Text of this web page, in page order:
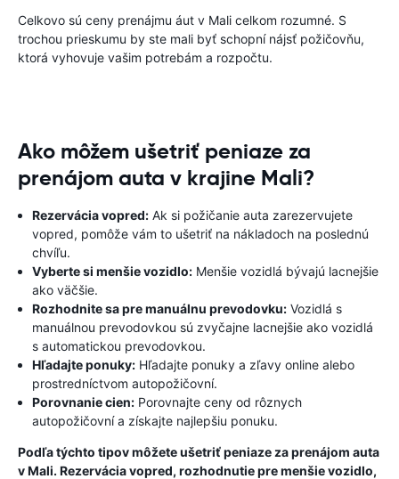
Celkovo sú ceny prenájmu áut v Mali celkom rozumné. S
trochou prieskumu by ste mali byť schopní nájsť požičovňu,
ktorá vyhovuje vašim potrebám a rozpočtu.
Ako môžem ušetriť peniaze za
prenájom auta v krajine Mali?
Rezervácia vopred: Ak si požičanie auta zarezervujete
vopred, pomôže vám to ušetriť na nákladoch na poslednú
chvíľu.
Vyberte si menšie vozidlo: Menšie vozidlá bývajú lacnejšie
ako väčšie.
Rozhodnite sa pre manuálnu prevodovku: Vozidlá s
manuálnou prevodovkou sú zvyčajne lacnejšie ako vozidlá
s automatickou prevodovkou.
Hľadajte ponuky: Hľadajte ponuky a zľavy online alebo
prostredníctvom autopožičovní.
Porovnanie cien: Porovnajte ceny od rôznych
autopožičovní a získajte najlepšiu ponuku.
Podľa týchto tipov môžete ušetriť peniaze za prenájom auta
v Mali. Rezervácia vopred, rozhodnutie pre menšie vozidlo,